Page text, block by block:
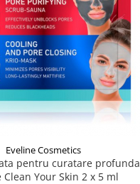
Eveline Cosmetics
pentru curatare profunda
Clean Your Skin 2 x 5 ml